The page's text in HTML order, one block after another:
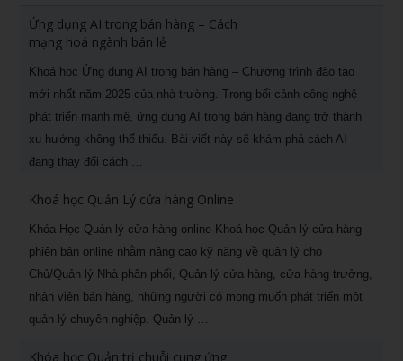
Ứng dụng AI trong bán hàng – Cách
mạng hoá ngành bán lẻ
Khoá học Ứng dụng AI trong bán hàng – Chương trình đào tạo
mới nhất năm 2025 của nhà trường. Trong bối cảnh công nghệ
phát triển mạnh mẽ, ứng dụng AI trong bán hàng đang trở thành
xu hướng không thể thiếu. Bài viết này sẽ khám phá cách AI
đang thay đổi cách …
Khoá học Quản Lý cửa hàng Online
Khóa Học Quản lý cửa hàng online Khoá học Quản lý cửa hàng
phiên bản online nhằm nâng cao kỹ năng về quản lý cho
Chủ/Quản lý Nhà phân phối, Quản lý cửa hàng, cửa hàng trưởng,
nhân viên bán hàng, những người có mong muốn phát triển một
quản lý chuyên nghiệp. Quản lý …
Khóa học Quản trị chuỗi cung ứng